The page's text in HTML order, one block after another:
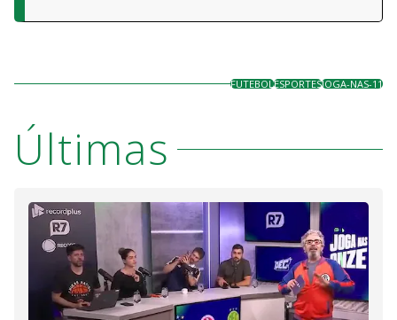
FUTEBOLESPORTESJOGA-NAS-11
Últimas